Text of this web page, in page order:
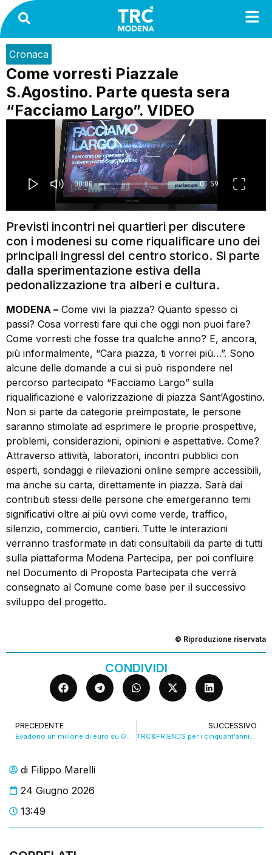
di Filippo Marelli
24 Giugno 2026
13:49
Cronaca
Come vorresti Piazzale
S.Agostino. Parte questa sera
“Facciamo Largo”. VIDEO
Previsti incontri nei quartieri per discutere
con i modenesi su come riqualificare uno dei
principali ingressi del centro storico. Si parte
dalla sperimentazione estiva della
pedonalizzazione tra alberi e cultura.
MODENA – Come vivi la piazza? Quanto spesso ci
passi? Cosa vorresti fare qui che oggi non puoi fare?
Come vorresti che fosse tra qualche anno? E, ancora,
più informalmente, “Cara piazza, ti vorrei più…”. Sono
alcune delle domande a cui si può rispondere nel
percorso partecipato “Facciamo Largo” sulla
riqualificazione e valorizzazione di piazza Sant’Agostino.
Non si parte da categorie preimpostate, le persone
saranno stimolate ad esprimere le proprie prospettive,
problemi, considerazioni, opinioni e aspettative. Come?
Attraverso attività, laboratori, incontri pubblici con
esperti, sondaggi e rilevazioni online sempre accessibili,
ma anche su carta, direttamente in piazza. Sarà dai
contributi stessi delle persone che emergeranno temi
significativi oltre ai più ovvi come verde, traffico,
silenzio, commercio, cantieri. Tutte le interazioni
verranno trasformate in dati consultabili da parte di tutti
sulla piattaforma Modena Partecipa, per poi confluire
nel Documento di Proposta Partecipata che verrà
consegnato al Comune come base per il successivo
sviluppo del progetto.
© Riproduzione riservata
CONDIVIDI
PRECEDENTE
Evadono un milione di euro su Onlyfans, scatta la tassa etica
SUCCESSIVO
TRC&FRIENDS per i cinquant’anni. “Diamo voce al nostro territorio”. VIDEO